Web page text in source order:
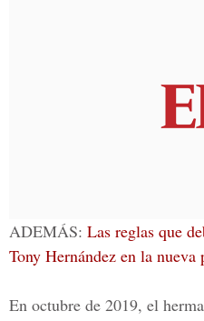
ADEMÁS: Las reglas que
Tony Hernández en la nueva
En octubre de 2019, el